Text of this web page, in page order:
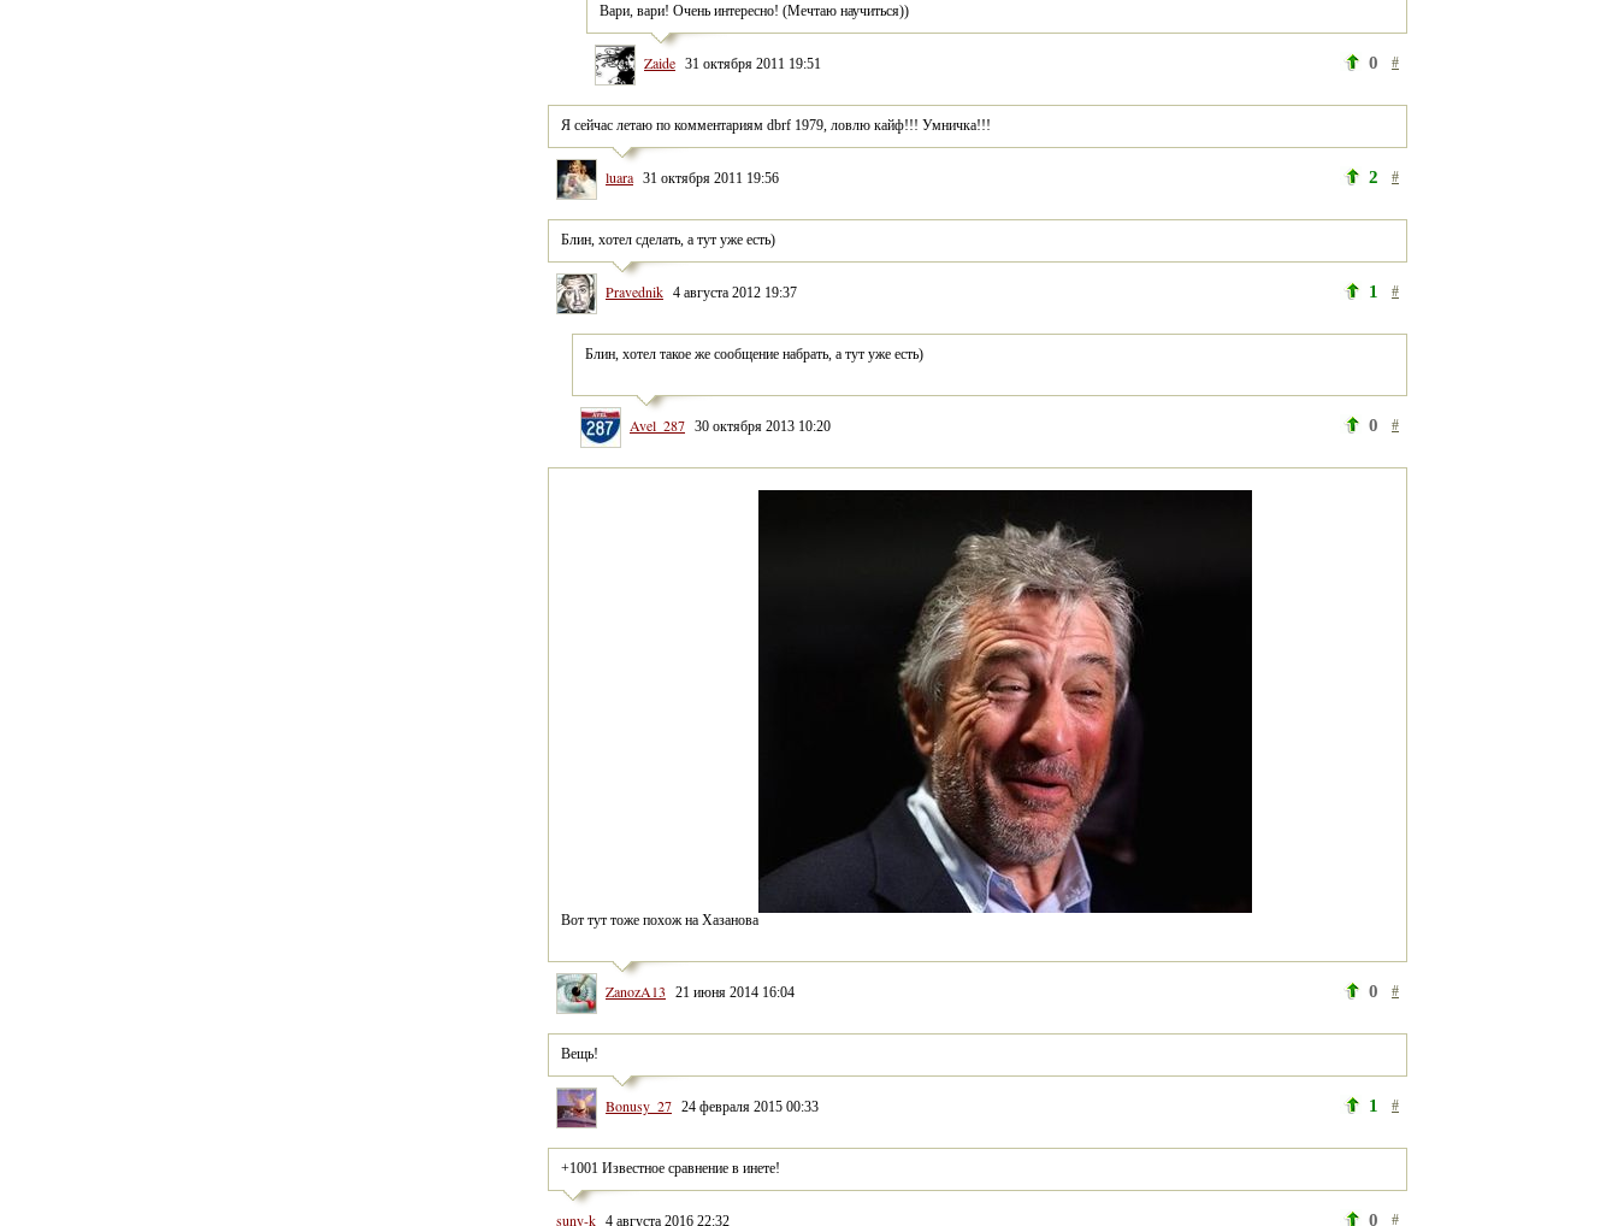
Вари, вари! Очень интересно! (Мечтаю научиться))
Zaide 31 октября 2011 19:51 0 #
Я сейчас летаю по комментариям dbrf 1979, ловлю кайф!!! Умничка!!!
luara 31 октября 2011 19:56 2 #
Блин, хотел сделать, а тут уже есть)
Pravednik 4 августа 2012 19:37 1 #
Avel_287 30 октября 2013 10:20 0 #
Вот тут тоже похож на Хазанова
ZanozA13 21 июня 2014 16:04 0 #
Вещь!
Bonusy_27 24 февраля 2015 00:33 1 #
+1001 Известное сравнение в инете!
suny-k 4 августа 2016 22:32 0 #